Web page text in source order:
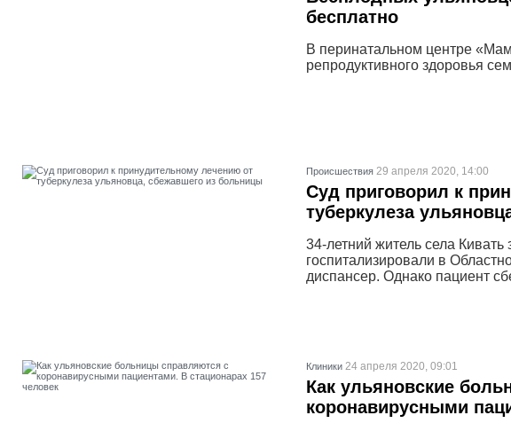
бесплатно
В перинатальном центре
репродуктивного здоровья
Проиcшествия 29 апреля 2020, 14:00
Суд приговорил к
туберкулеза
34-летний житель села Кивать
госпитализировали в
диспансер. Однако пациент
Клиники 24 апреля 2020, 09:01
Как ульяновские
коронавирусными